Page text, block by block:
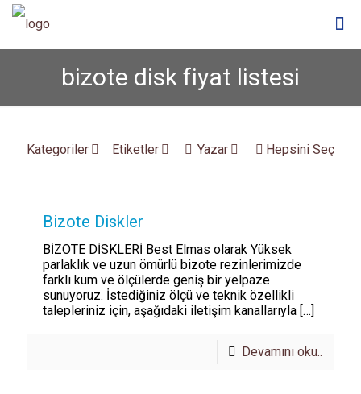
bizote disk fiyat listesi
Kategoriler Etiketler Yazar Hepsini Seç
Bizote Diskler
BİZOTE DİSKLERİ Best Elmas olarak Yüksek
parlaklık ve uzun ömürlü bizote rezinlerimizde
farklı kum ve ölçülerde geniş bir yelpaze
sunuyoruz. İstediğiniz ölçü ve teknik özellikli
talepleriniz için, aşağıdaki iletişim kanallarıyla […]
Devamını oku..